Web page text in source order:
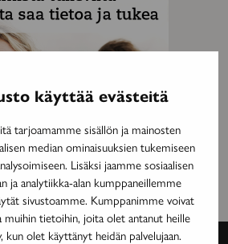
käyttää evästeitä
tarjoamamme sisällön ja mainosten
median ominaisuuksien tukemiseen
Lisäksi jaamme sosiaalisen
ja analytiikka-alan kumppaneillemme
sivustoamme. Kumppanimme voivat
muihin tietoihin, joita olet antanut heille
olet käyttänyt heidän palvelujaan.